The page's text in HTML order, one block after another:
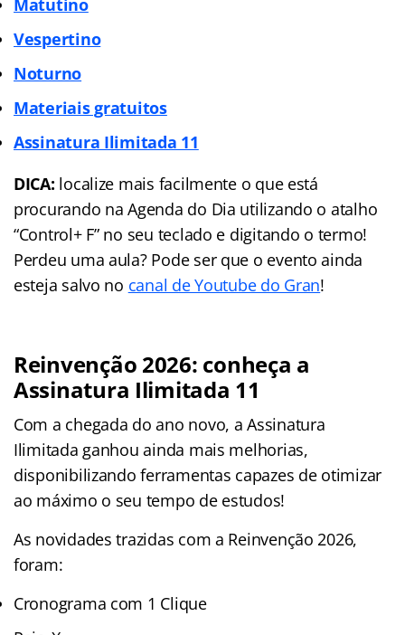
Vespertino
Noturno
Materiais gratuitos
Assinatura Ilimitada 11
DICA: localize mais facilmente o que está
procurando na Agenda do Dia utilizando o atalho
“Control+ F” no seu teclado e digitando o termo!
Perdeu uma aula? Pode ser que o evento ainda
esteja salvo no canal de Youtube do Gran!
Reinvenção 2026: conheça a
Assinatura Ilimitada 11
Com a chegada do ano novo, a Assinatura
Ilimitada ganhou ainda mais melhorias,
disponibilizando ferramentas capazes de otimizar
ao máximo o seu tempo de estudos!
As novidades trazidas com a Reinvenção 2026,
foram:
Cronograma com 1 Clique